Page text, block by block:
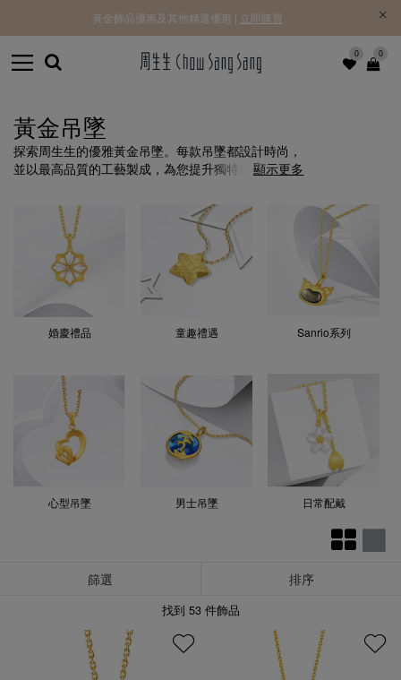
0 0
黃金飾品優惠及其他精選優惠 | 立即購買
黃金吊墜
探索周生生的優雅黃金吊墜。每款吊墜都設計時尚，
並以最高品質的工藝製成，為您提升獨特風格，締造
顯示更多
婚慶禮品 童趣禮遇 Sanrio系列
心型吊墜 男士吊墜 日常配戴
篩選 排序
找到 53件飾品